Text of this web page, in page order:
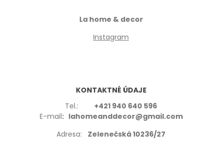
La home & decor
Instagram
KONTAKTNÉ ÚDAJE
Tel.: +421 940 640 596
E-mail: lahomeanddecor@gmail.com
Adresa: Zelenečská 10236/27